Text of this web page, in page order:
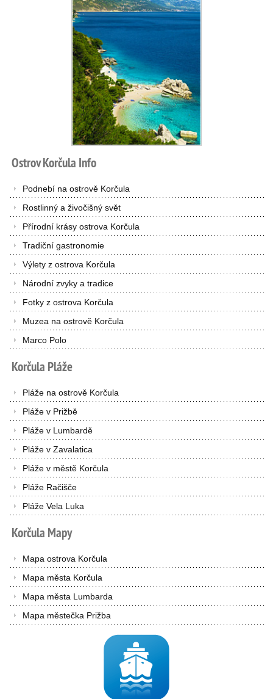
OstrovKorčula Info
Podnebí na ostrově Korčula
Rostlinný a živočišný svět
Přírodní krásy ostrova Korčula
Tradiční gastronomie
Výlety z ostrova Korčula
Národní zvyky a tradice
Fotky z ostrova Korčula
Muzea na ostrově Korčula
Marco Polo
Korčula Pláže
Pláže na ostrově Korčula
Pláže v Prižbě
Pláže v Lumbardě
Pláže v Zavalatica
Pláže v městě Korčula
Pláže Račišče
Pláže Vela Luka
Korčula Mapy
Mapa ostrova Korčula
Mapa města Korčula
Mapa města Lumbarda
Mapa městečka Prižba